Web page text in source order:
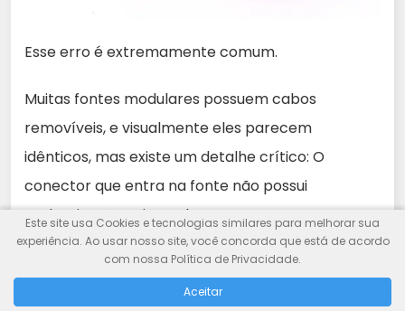
Esse erro é extremamente comum.
Muitas fontes modulares possuem cabos
removíveis, e visualmente eles parecem
idênticos, mas existe um detalhe crítico: O
conector que entra na fonte não possui
padronização universal.
Este site usa Cookies e tecnologias similares para melhorar sua
experiência. Ao usar nosso site, você concorda que está de acordo
com nossa Política de Privacidade.
Aceitar